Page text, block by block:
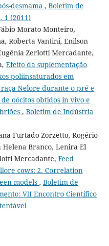
desmama , Boletim de
1 (2011)
Morato Monteiro,
Roberta Vantini, Enilson
Zerlotti Mercadante,
Efeito da suplementação
poliinsaturados em
Nelore durante o pré e
oócitos obtidos in vivo e
, Boletim de Indústria
Furtado Zorzetto, Rogério
Branco, Lenira El
Mercadante, Feed
cows: 2. Correlation
models , Boletim de
VII Encontro Científico